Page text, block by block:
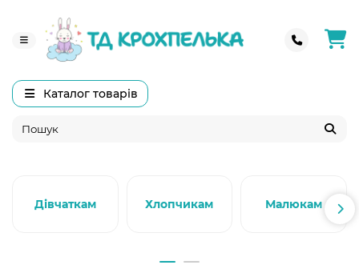
Каталог товарів
Дівчаткам Хлопчикам Малюкам